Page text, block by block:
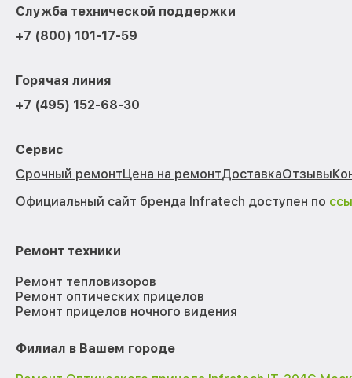
Служба технической поддержки
+7 (800) 101-17-59
Горячая линия
+7 (495) 152-68-30
Сервис
Срочный ремонтЦена на ремонтДоставкаОтзывы
Официальный сайт бренда Infratech доступен по
Ремонт техники
Ремонт тепловизоров
Ремонт оптических прицелов
Ремонт прицелов ночного видения
Филиал в Вашем городе